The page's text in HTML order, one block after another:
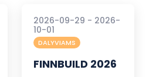
2026-09-29 - 2026-
10-01
DALYVIAMS
FINNBUILD 2026